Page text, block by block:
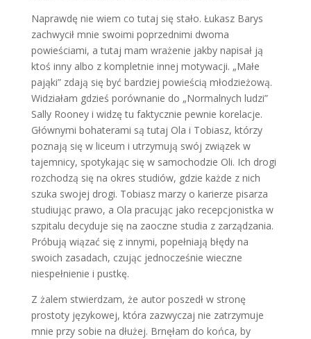
Naprawdę nie wiem co tutaj się stało. Łukasz Barys
zachwycił mnie swoimi poprzednimi dwoma
powieściami, a tutaj mam wrażenie jakby napisał ją
ktoś inny albo z kompletnie innej motywacji. „Małe
pająki” zdają się być bardziej powieścią młodzieżową.
Widziałam gdzieś porównanie do „Normalnych ludzi”
Sally Rooney i widzę tu faktycznie pewnie korelacje.
Głównymi bohaterami są tutaj Ola i Tobiasz, którzy
poznają się w liceum i utrzymują swój związek w
tajemnicy, spotykając się w samochodzie Oli. Ich drogi
rozchodzą się na okres studiów, gdzie każde z nich
szuka swojej drogi. Tobiasz marzy o karierze pisarza
studiując prawo, a Ola pracując jako recepcjonistka w
szpitalu decyduje się na zaoczne studia z zarządzania.
Próbują wiązać się z innymi, popełniają błędy na
swoich zasadach, czując jednocześnie wieczne
niespełnienie i pustkę.
Z żalem stwierdzam, że autor poszedł w stronę
prostoty językowej, która zazwyczaj nie zatrzymuje
mnie przy sobie na dłużej. Brnęłam do końca, by